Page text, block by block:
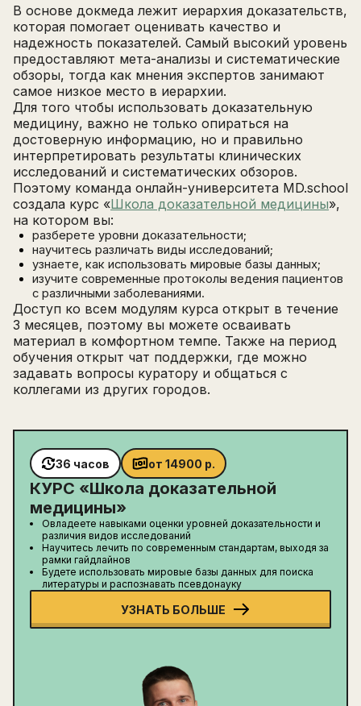
В основе докмеда лежит иерархия доказательств,
которая помогает оценивать качество и
надежность показателей. Самый высокий уровень
предоставляют мета-анализы и систематические
обзоры, тогда как мнения экспертов занимают
самое низкое место в иерархии.
Для того чтобы использовать доказательную
медицину, важно не только опираться на
достоверную информацию, но и правильно
интерпретировать результаты клинических
исследований и систематических обзоров.
Поэтому команда онлайн-университета MD.school
создала курс «Школа доказательной медицины»,
на котором вы:
разберете уровни доказательности;
научитесь различать виды исследований;
узнаете, как использовать мировые базы данных;
изучите современные протоколы ведения пациентов
с различными заболеваниями.
Доступ ко всем модулям курса открыт в течение
3 месяцев, поэтому вы можете осваивать
материал в комфортном темпе. Также на период
обучения открыт чат поддержки, где можно
задавать вопросы куратору и общаться с
коллегами из других городов.
36 часов от 14900 р.
КУРС «Школа доказательной
медицины»
Овладеете навыками оценки уровней доказательности и
различия видов исследований
Научитесь лечить по современным стандартам, выходя за
рамки гайдлайнов
Будете использовать мировые базы данных для поиска
литературы и распознавать псевдонауку
УЗНАТЬ БОЛЬШЕ